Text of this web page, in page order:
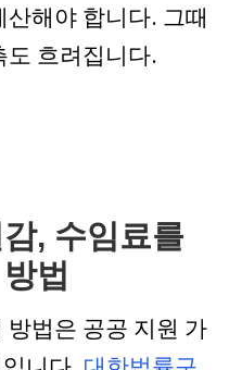
해야 합니다. 그때
도 흐려집니다.
, 수임료를
법
법은 공공 지원 가